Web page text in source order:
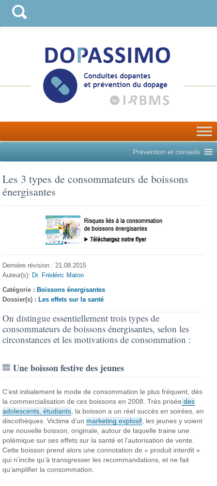
Prévention et conseils
Les 3 types de consommateurs de boissons
énergisantes
Dernière révision : 21.08.2015
Auteur(s): Dr. Frédéric Maton
Catégorie : Boissons énergisantes
Dossier(s) : Les effets sur la santé
On distingue essentiellement trois types de
consommateurs de boissons énergisantes, selon les
circonstances et les motivations de consommation :
Une boisson festive des jeunes
C’est initialement le mode de consommation le plus fréquent, dès
la commercialisation de ces boissons en 2008. Très prisée des
adolescents, étudiants , la boisson a un réel succès en soirées, en
discothèques. Victime d’un marketing explosif , les jeunes y voient
une nouvelle boisson, originale, autour de laquelle traine une
polémique sur ses effets sur la santé et l’autorisation de vente.
Cette boisson prend alors une connotation de « produit interdit »
qui n’incite qu’à transgresser les recommandations, et ne fait
qu’amplifier la consommation.